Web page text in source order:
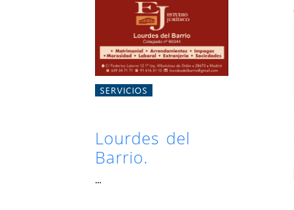
SERVICIOS
Lourdes del
Barrio.
...